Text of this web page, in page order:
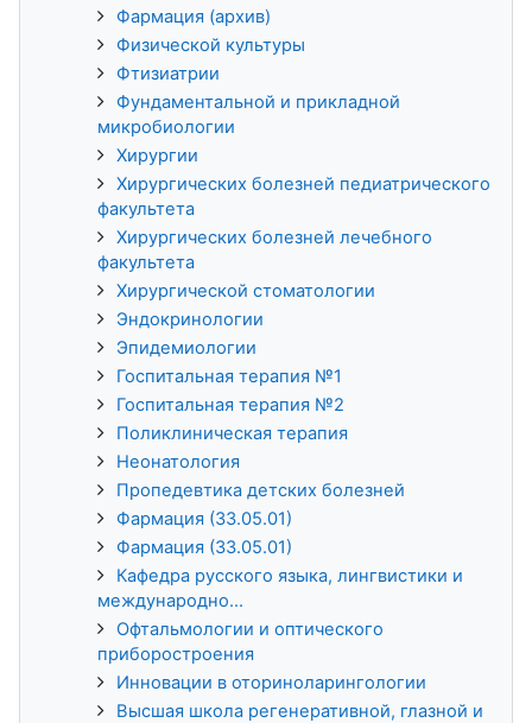
Фармация (архив)
Физической культуры
Фтизиатрии
Фундаментальной и прикладной
микробиологии
Хирургии
Хирургических болезней педиатрического
факультета
Хирургических болезней лечебного
факультета
Хирургической стоматологии
Эндокринологии
Эпидемиологии
Госпитальная терапия №1
Госпитальная терапия №2
Поликлиническая терапия
Неонатология
Пропедевтика детских болезней
Фармация (33.05.01)
Фармация (33.05.01)
Кафедра русского языка, лингвистики и
международно...
Офтальмологии и оптического
приборостроения
Инновации в оториноларингологии
Высшая школа регенеративной, глазной и